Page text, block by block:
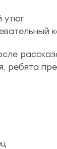
утюг
ребята